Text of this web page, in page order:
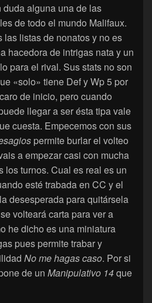
duda alguna una de las
de todo el mundo Malifaux.
las listas de nonatos y no es
hacedora de intrigas nata y un
para el rival. Sus stats no son
«solo» tiene Def y Wp 5 por
de inicio, pero cuando
llegar a ser ésta tipa vale
cuesta. Empecemos con sus
permite burlar el volteo
a empezar casi con mucha
los turnos. Cual es real es un
esté trabada en CC y el
desesperada para quitársela
volteará carta para ver a
he dicho es una miniatura
pues permite trabar y
No me hagas caso. Por si
de un Manipulativo 14que